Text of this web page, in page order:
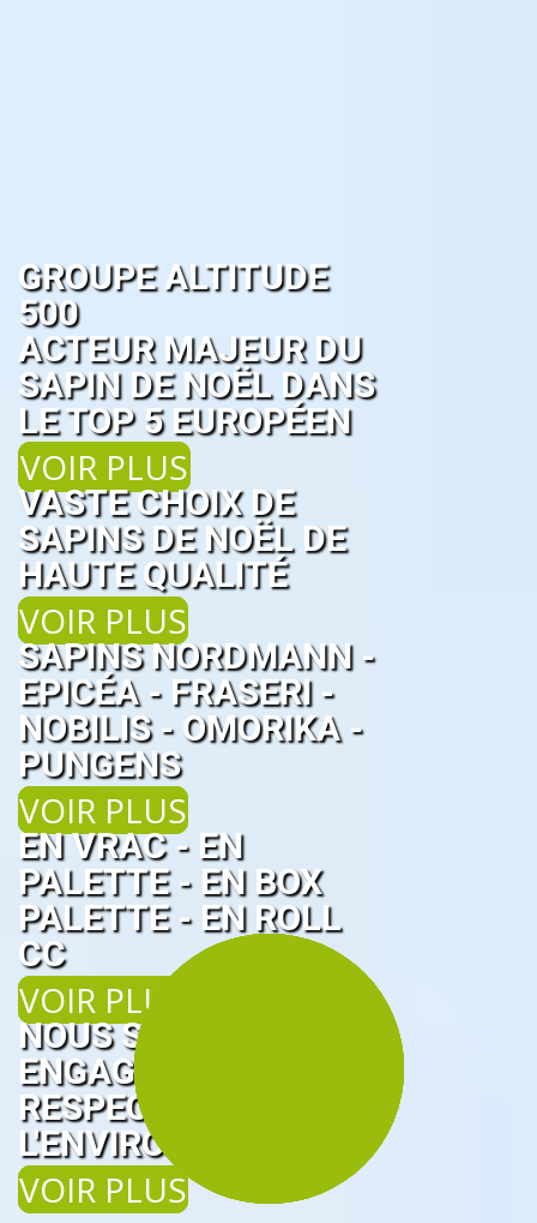
GROUPE ALTITUDE
500
ACTEUR MAJEUR DU
SAPIN DE NOËL DANS
LE TOP 5 EUROPÉEN
VOIR PLUS
VASTE CHOIX DE
SAPINS DE NOËL DE
HAUTE QUALITÉ
VOIR PLUS
SAPINS NORDMANN -
EPICÉA - FRASERI -
NOBILIS - OMORIKA -
PUNGENS
VOIR PLUS
EN VRAC - EN
PALETTE - EN BOX
PALETTE - EN ROLL
CC
VOIR PLUS
NOUS SOMMES
ENGAGÉS POUR LE
RESPECT DE
L'ENVIRONNEMENT
VOIR PLUS